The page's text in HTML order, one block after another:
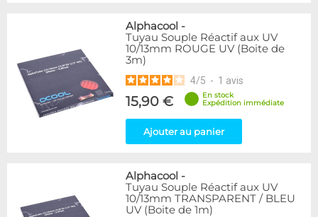
Alphacool -
Tuyau Souple Réactif aux UV
10/13mm ROUGE UV (Boite de
3m)
4/5 - 1 avis
15,90 €
En stock
Expédition immédiate
Ajouter au panier
Alphacool -
Tuyau Souple Réactif aux UV
10/13mm TRANSPARENT / BLEU
UV (Boite de 1m)